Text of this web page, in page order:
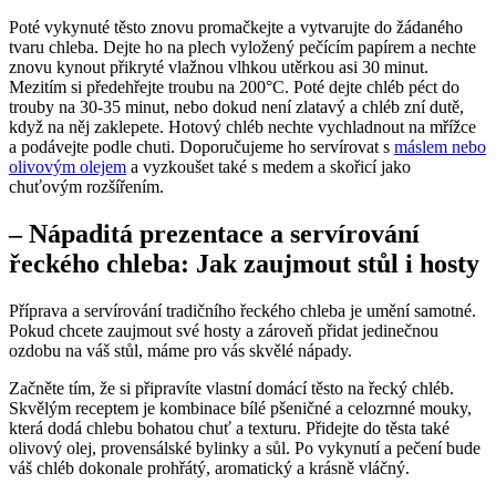
Poté vykynuté těsto znovu promačkejte a vytvarujte do žádaného
tvaru chleba. Dejte ho na plech vyložený pečícím papírem a nechte
znovu kynout přikryté vlažnou vlhkou utěrkou asi 30 minut.
Mezitím si předehřejte troubu na 200°C. Poté dejte chléb péct do
trouby na 30-35 minut, nebo dokud není zlatavý a chléb zní dutě,
když na něj zaklepete. Hotový chléb nechte vychladnout na mřížce
a podávejte podle chuti. Doporučujeme ho servírovat s máslem nebo
olivovým olejem a vyzkoušet také s medem a skořicí jako
chuťovým rozšířením.
– Nápaditá prezentace a servírování
řeckého chleba: Jak zaujmout stůl i hosty
Příprava a servírování tradičního řeckého chleba je umění samotné.
Pokud chcete zaujmout své hosty a zároveň přidat jedinečnou
ozdobu na váš stůl, máme pro vás skvělé nápady.
Začněte tím, že si připravíte vlastní domácí těsto na řecký chléb.
Skvělým receptem je kombinace bílé pšeničné a celozrnné mouky,
která dodá chlebu bohatou chuť a texturu. Přidejte do těsta také
olivový olej, provensálské bylinky a sůl. Po vykynutí a pečení bude
váš chléb dokonale prohřátý, aromatický a krásně vláčný.